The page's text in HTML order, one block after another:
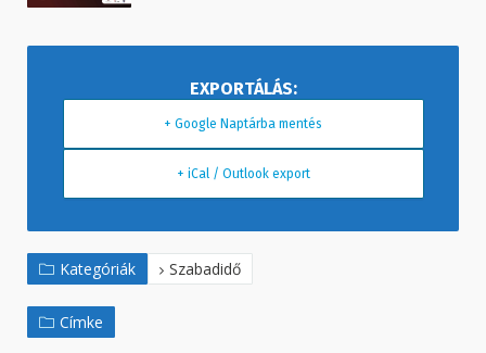
+ Google Naptárba mentés
+ iCal / Outlook export
Kategóriák Szabadidő
Címke